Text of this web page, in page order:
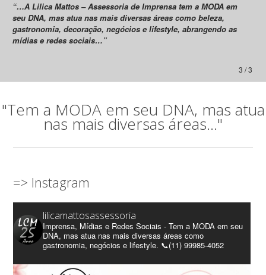
“…A Lilica Mattos – Assessoria de Imprensa tem a MODA em
seu DNA, mas atua nas mais diversas áreas como beleza,
gastronomia, decoração, negócios e lifestyle, abrangendo as
mídias e redes sociais…”
3 / 3
"Tem a MODA em seu DNA, mas atua
nas mais diversas áreas..."
=> Instagram
lilicamattosassessoria
Imprensa, Mídias e Redes Sociais - Tem a MODA em seu
DNA, mas atua nas mais diversas áreas como
gastronomia, negócios e lifestyle. 📞(11) 99985-4052